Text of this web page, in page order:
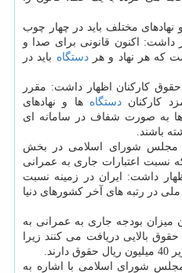
نهادهای مختلف باید در چهار چوب
داشت: اكنون قانونی برای صدا و
كه هر نهاد و هردستگاه باید در
كاركنان اظهار داشت: مقرر
كاركناندستگاه ها و نهادهای
به صورت شفاف در سامانه ای
باشند.
مجلس شورای اسلامی در بخش
نسبت اعتبارات جاری به عمرانی
است اظهار داشت: ایران در زمینه نسبت
در رتبه های آخر كشورهای دنیا
میزان بودجه جاری به عمرانی به
بالایی دریافت می كنند زیرا
شورای اسلامی با اشاره به